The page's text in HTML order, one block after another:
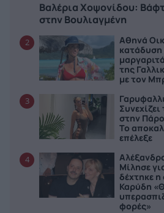
Βαλέρια Χοψονίδου:
στην Βουλιαγμένη
2
Αθηνά
κατάδυση
της
με τον
3
στην
Το
επέλεξε
4
Μίλησε
δέχτηκε
Καρύδη
φορές»